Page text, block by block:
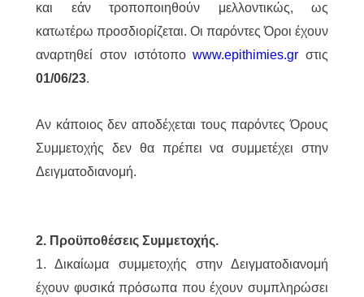
και εάν τροποποιηθούν μελλοντικώς, ως
κατωτέρω προσδιορίζεται. Οι παρόντες Όροι έχουν
αναρτηθεί στον ιστότοπο www.epithimies.gr στις
01/06/23.
Αν κάποιος δεν αποδέχεται τους παρόντες Όρους
Συμμετοχής δεν θα πρέπει να συμμετέχει στην
Δειγματοδιανομή.
2. Προϋποθέσεις Συμμετοχής.
1. Δικαίωμα συμμετοχής στην Δειγματοδιανομή
έχουν φυσικά πρόσωπα που έχουν συμπληρώσει